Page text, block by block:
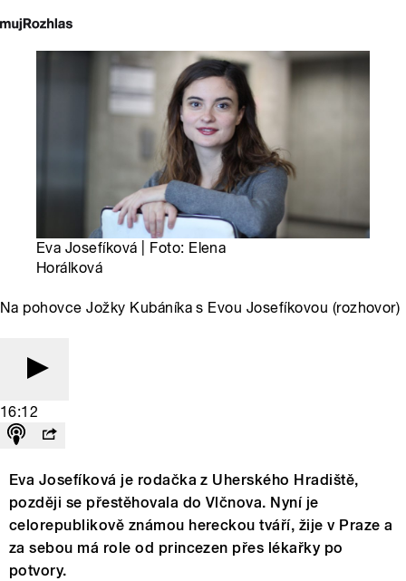
Eva Josefíková | Foto: Elena
Horálková
Na pohovce Jožky Kubáníka s Evou Josefíkovou (rozhovor)
16:12
Eva Josefíková je rodačka z Uherského Hradiště,
později se přestěhovala do Vlčnova. Nyní je
celorepublikově známou hereckou tváří, žije v Praze a
za sebou má role od princezen přes lékařky po
potvory.